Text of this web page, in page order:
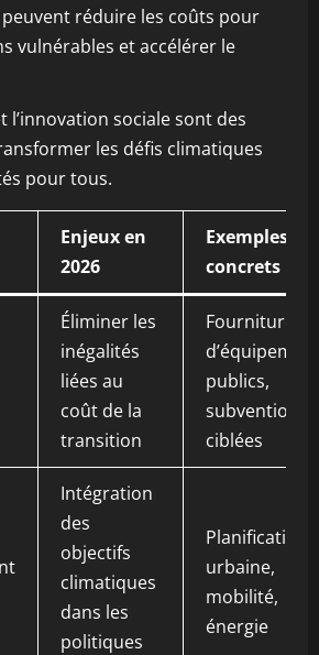
réduire les coûts pour
vulnérables et accélérer le
l’innovation sociale sont des
les défis climatiques
pour tous.
Enjeux en
2026
Exemples
concrets
Éliminer les
inégalités
liées au
coût de la
transition
Fourniture
publics,
subventions
ciblées
Intégration
des
objectifs
climatiques
dans les
politiques
Planification
urbaine,
mobilité,
énergie